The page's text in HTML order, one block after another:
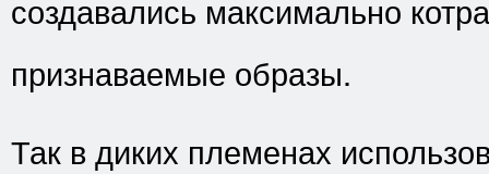
создавались максимально
признаваемые образы.
Так в диких племенах